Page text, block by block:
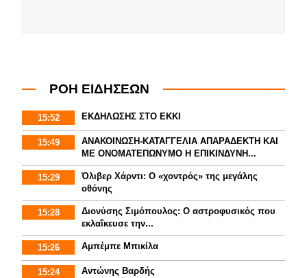
ΡΟΗ ΕΙΔΗΣΕΩΝ
15:52 ΕΚΔΗΛΩΣΗΣ ΣΤΟ ΕΚΚΙ
15:49
ΑΝΑΚΟΙΝΩΣΗ-ΚΑΤΑΓΓΕΛΙΑ ΑΠΑΡΑΔΕΚΤΗ ΚΑΙ
ΜΕ ΟΝΟΜΑΤΕΠΩΝΥΜΟ Η ΕΠΙΚΙΝΔΥΝΗ...
15:29
Όλιβερ Χάρντι: Ο «χοντρός» της μεγάλης
οθόνης
15:28
Διονύσης Σιμόπουλος: Ο αστροφυσικός που
εκλαΐκευσε την...
15:26 Αμπέμπε Μπικίλα
15:24 Αντώνης Βαρδής